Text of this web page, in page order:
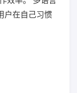
户在自己习惯